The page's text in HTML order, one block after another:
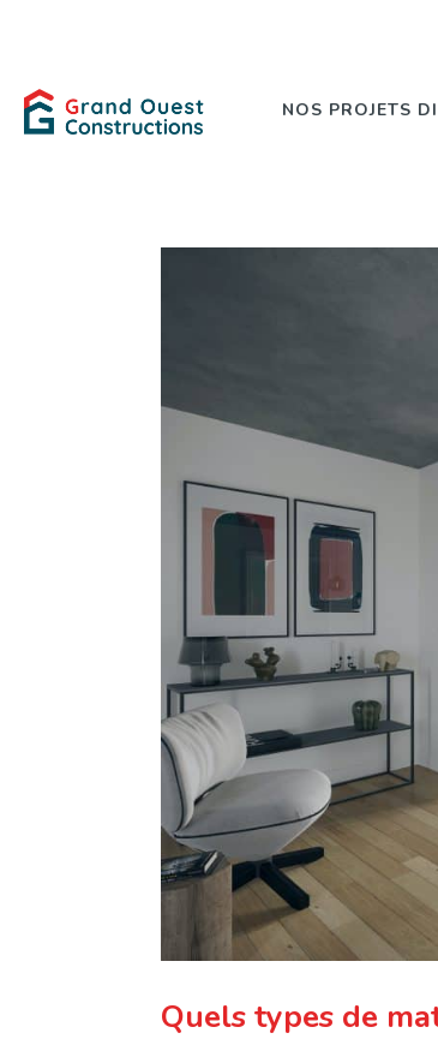
NOS PROJETS
Quels types de